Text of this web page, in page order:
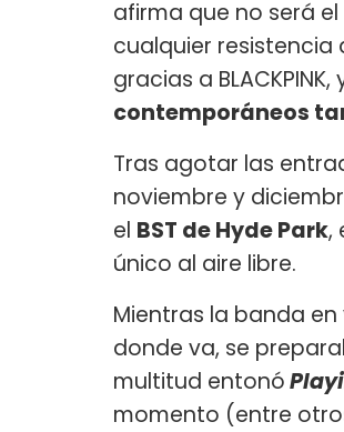
afirma que no será el
cualquier
gracias a BLACKPINK,
contemporáneos
Tras agotar las
noviembre y
el BST de Hyde Park,
único al aire libre.
Mientras la banda en
donde va, se
multitud entonó
momento (entre